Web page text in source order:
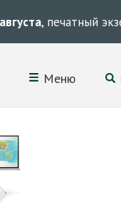
, печатный
Меню